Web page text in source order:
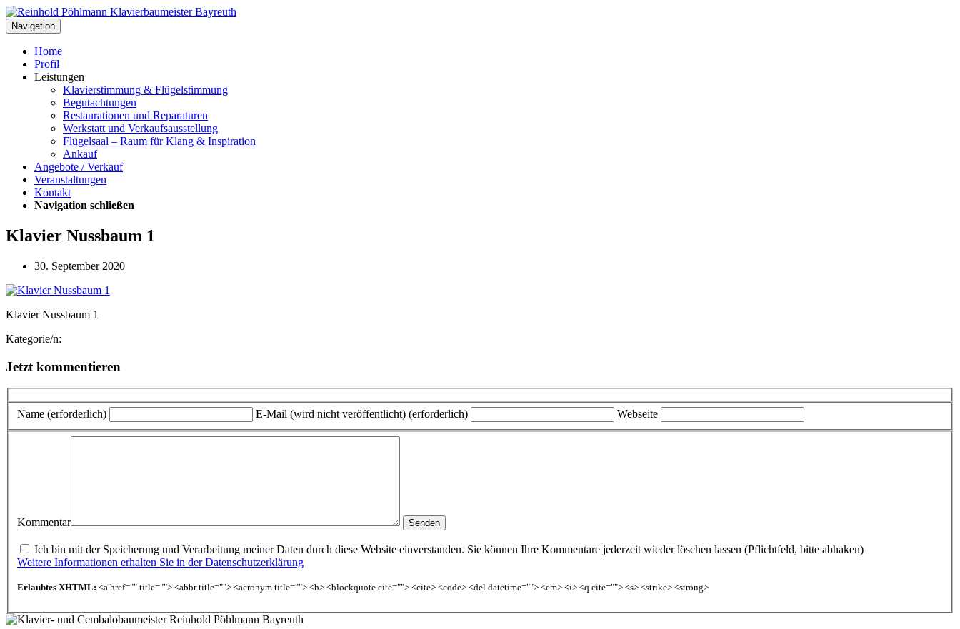
Navigation
Home
Profil
Leistungen
Klavierstimmung & Flügelstimmung
Begutachtungen
Restaurationen und Reparaturen
Werkstatt und Verkaufsausstellung
Flügelsaal – Raum für Klang & Inspiration
Ankauf
Angebote / Verkauf
Veranstaltungen
Kontakt
Navigation schließen
Klavier Nussbaum 1
30. September 2020
Klavier Nussbaum 1
Kategorie/n:
Jetzt kommentieren
Name (erforderlich) E-Mail (wird nicht veröffentlicht) (erforderlich) Webseite
Kommentar
Ich bin mit der Speicherung und Verarbeitung meiner Daten durch diese Website einverstanden. Sie können Ihre Kommentare jederzeit wieder löschen lassen (Pflichtfeld, bitte abhaken)
Weitere Informationen erhalten Sie in der Datenschutzerklärung
Erlaubtes XHTML: <a href="" title=""> <abbr title=""> <acronym title=""> <b> <blockquote cite=""> <cite> <code> <del datetime=""> <em> <i> <q cite=""> <s> <strike> <strong>